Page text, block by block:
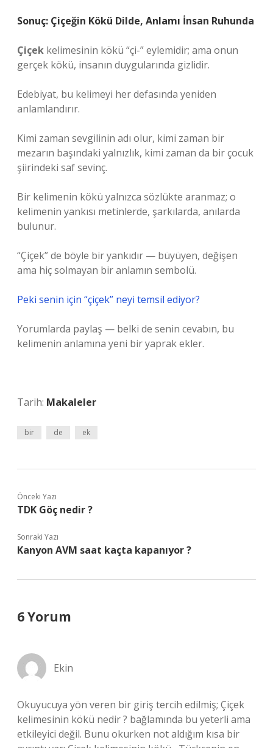
Sonuç: Çiçeğin Kökü Dilde, Anlamı İnsan Ruhunda
Çiçek kelimesinin kökü “çi-” eylemidir; ama onun
gerçek kökü, insanın duygularında gizlidir.
Edebiyat, bu kelimeyi her defasında yeniden
anlamlandırır.
Kimi zaman sevgilinin adı olur, kimi zaman bir
mezarın başındaki yalnızlık, kimi zaman da bir çocuk
şiirindeki saf sevinç.
Bir kelimenin kökü yalnızca sözlükte aranmaz; o
kelimenin yankısı metinlerde, şarkılarda, anılarda
bulunur.
“Çiçek” de böyle bir yankıdır — büyüyen, değişen
ama hiç solmayan bir anlamın sembolü.
Peki senin için “çiçek” neyi temsil ediyor?
Yorumlarda paylaş — belki de senin cevabın, bu
kelimenin anlamına yeni bir yaprak ekler.
Tarih: Makaleler
bir de ek
Önceki Yazı
TDK Göç nedir ?
Sonraki Yazı
Kanyon AVM saat kaçta kapanıyor ?
6 Yorum
Ekin
Okuyucuya yön veren bir giriş tercih edilmiş; Çiçek
kelimesinin kökü nedir ? bağlamında bu yeterli ama
etkileyici değil. Bunu okurken not aldığım kısa bir